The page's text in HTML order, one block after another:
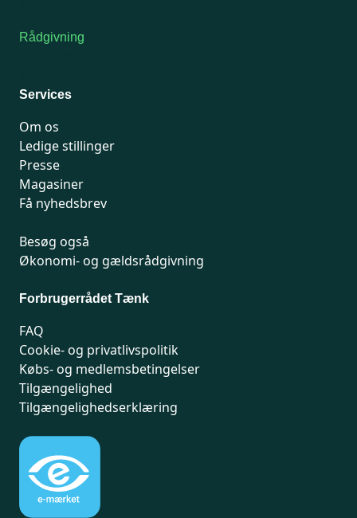
Rådgivning
Services
Om os
Ledige stillinger
Presse
Magasiner
Få nyhedsbrev
Besøg også
Økonomi- og gældsrådgivning
Forbrugerrådet Tænk
FAQ
Cookie- og privatlivspolitik
Købs- og medlemsbetingelser
Tilgængelighed
Tilgængelighedserklæring